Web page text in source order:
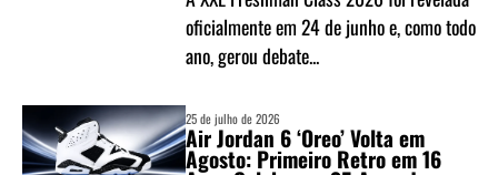
oficialmente em 24 de junho e, como todo
ano, gerou debate...
25 de julho de 2026
Air Jordan 6 ‘Oreo’ Volta em
Agosto: Primeiro Retro em 16